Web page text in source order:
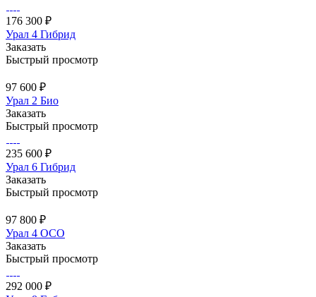
176 300 ₽
Урал 4 Гибрид
Заказать
Быстрый просмотр
97 600 ₽
Урал 2 Био
Заказать
Быстрый просмотр
235 600 ₽
Урал 6 Гибрид
Заказать
Быстрый просмотр
97 800 ₽
Урал 4 ОСО
Заказать
Быстрый просмотр
292 000 ₽